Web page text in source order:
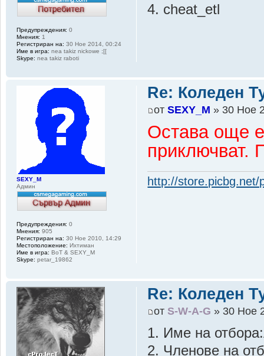
4. cheat_etl
Предупреждения: 0
Мнения: 1
Регистриран на: 30 Ное 2014, 00:24
Име в игра: nea takiz nickowe ;[[
Skype: nea takiz raboti
Re: Коледен
отSEXY_M » 30 Ное
Остава още
приключват.
http://store.picbg.net/
SEXY_M
Админ
Предупреждения: 0
Мнения: 905
Регистриран на: 30 Ное 2010, 14:29
Местоположение: Ихтиман
Име в игра: BoT & SEXY_M
Skype: petar_19862
Re: Коледен
от S-W-A-G » 30 Ное
1. Име на
2. Членове на